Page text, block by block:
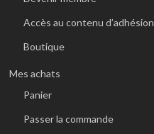
Accès au contenu d’adhésion
Boutique
Mes achats
Panier
Passer la commande